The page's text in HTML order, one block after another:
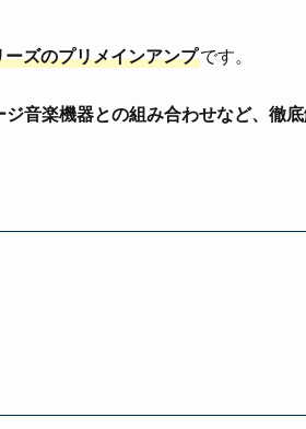
ズのプリメインアンプです。
音楽機器との組み合わせなど、徹